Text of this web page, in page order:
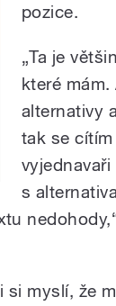
pozice.
„Ta je
které mám.
alternativy
tak se
s
myslí, že